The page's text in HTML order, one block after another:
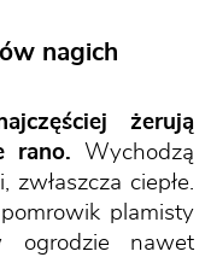
nagich
żerują
rano. Wychodzą
ciepłe.
plamisty
ogrodzie nawet